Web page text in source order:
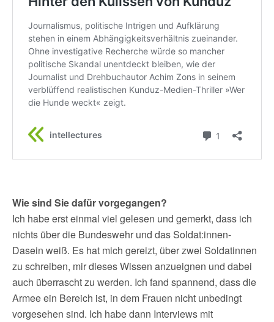
Wie sind Sie dafür vorgegangen?
Ich habe erst einmal viel gelesen und gemerkt, dass ich
nichts über die Bundeswehr und das Soldat:innen-
Dasein weiß. Es hat mich gereizt, über zwei Soldatinnen
zu schreiben, mir dieses Wissen anzueignen und dabei
auch überrascht zu werden. Ich fand spannend, dass die
Armee ein Bereich ist, in dem Frauen nicht unbedingt
vorgesehen sind. Ich habe dann Interviews mit